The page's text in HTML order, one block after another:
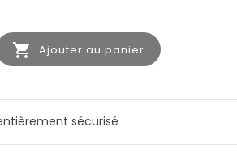
 Ajouter au panier
sécurisé